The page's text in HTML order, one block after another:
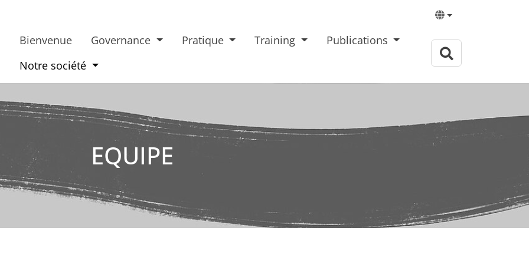
Bienvenue Governance Pratique Training
Publications
Notre société
EQUIPE
Bienvenue
Training
Aperçu
Equipe